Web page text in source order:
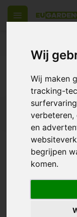
Wij
Wij maken
tracking-
verbeteren,
en
begrijpen
komen.
Producten